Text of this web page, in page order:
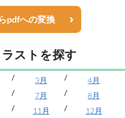
pdfへの変換
ストを探す
3月
4月
7月
8月
11月
12月